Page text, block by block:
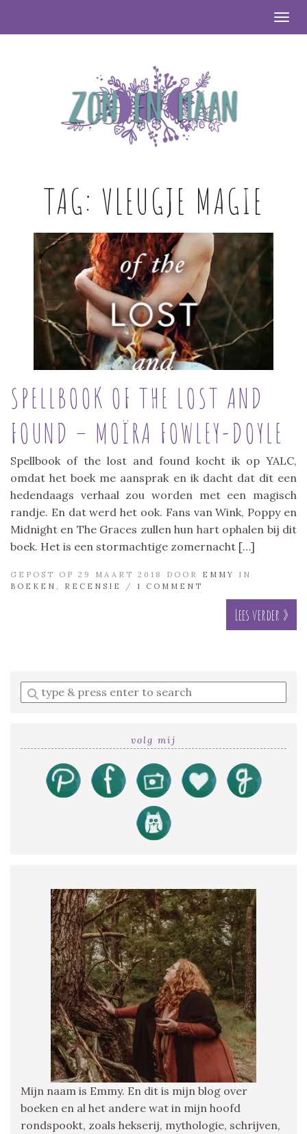
TAG: VLEUGJE MAGIE
SPELLBOOK OF THE LOST AND
FOUND – MOÏRA FOWLEY-DOYLE
Spellbook of the lost and found kocht ik op YALC,
omdat het boek me aansprak en ik dacht dat dit een
hedendaags verhaal zou worden met een magisch
randje. En dat werd het ook. Fans van Wink, Poppy en
Midnight en The Graces zullen hun hart ophalen bij dit
boek. Het is een stormachtige zomernacht […]
GEPOST OP 29 MAART 2018 DOOR EMMY
IN
BOEKEN
RECENSIE / 1 COMMENT
Lees verder »
Enter
a
volg mij
Mijn naam is Emmy. En dit is mijn blog over
boeken en al het andere wat in mijn hoofd
rondspookt, zoals hekserij, mythologie, schrijven,